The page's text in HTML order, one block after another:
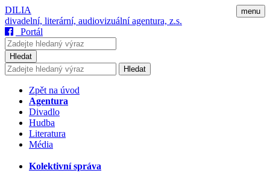
menu
DILIA
divadelní, literární, audiovizuální agentura, z.s.
Portál
Hledat
Hledat
Zpět na úvod
Agentura
Divadlo
Hudba
Literatura
Média
Kolektivní správa